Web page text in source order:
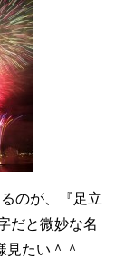
のが、『足立
だと微妙な名
たい＾＾